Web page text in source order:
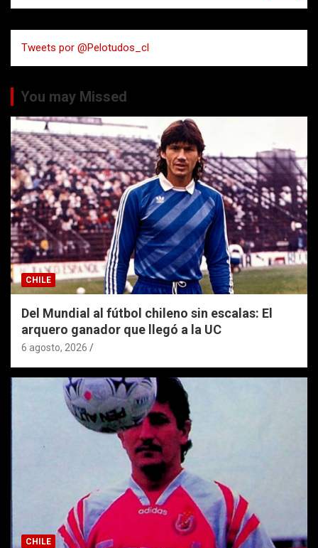
a
r
Tweets por @Pelotudos_cl
You may Missed
CHILE
Del Mundial al fútbol chileno sin escalas: El
arquero ganador que llegó a la UC
6 agosto, 2026
CHILE